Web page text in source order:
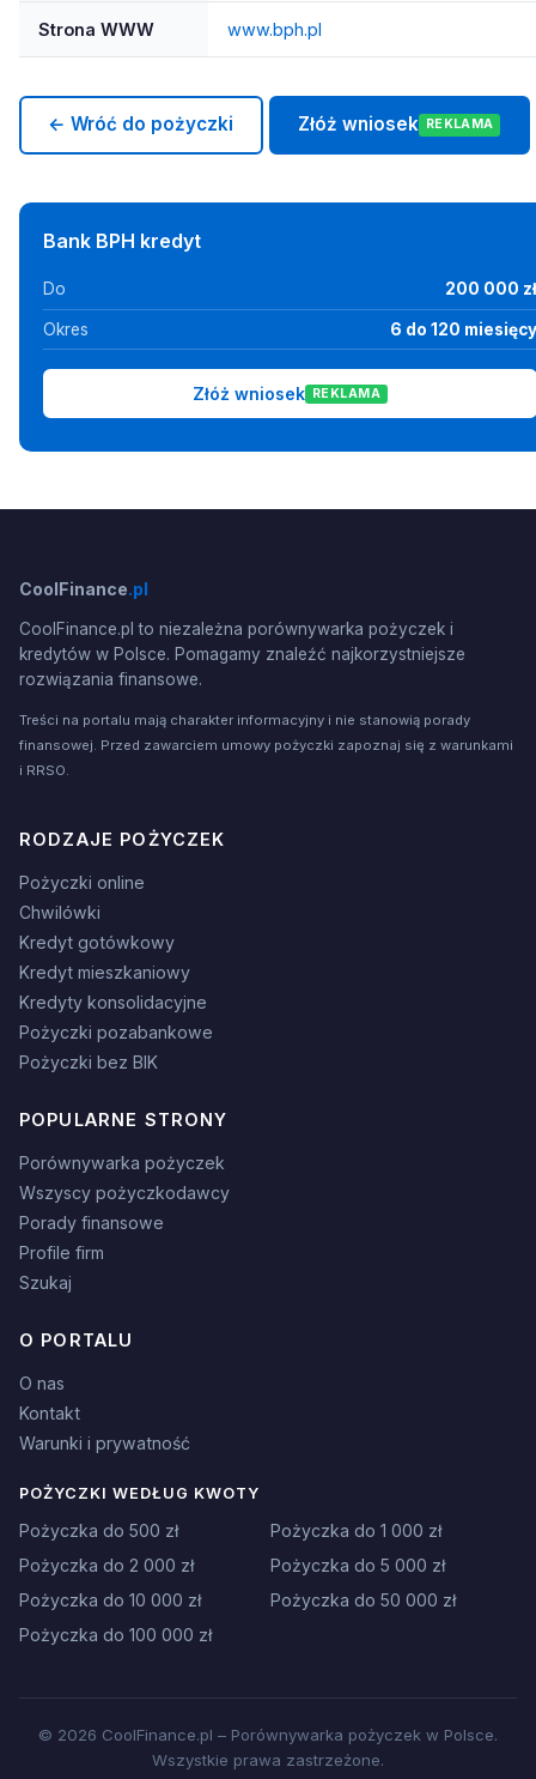
Strona WWW www.bph.pl
← Wróć do pożyczki Złóż wniosek REKLAMA
Bank BPH kredyt
Do 200 000 zł
Okres 6 do 120 miesięcy
Złóż wniosek REKLAMA
CoolFinance.pl
CoolFinance.pl to niezależna porównywarka pożyczek i
kredytów w Polsce. Pomagamy znaleźć najkorzystniejsze
rozwiązania finansowe.
Treści na portalu mają charakter informacyjny i nie stanowią porady
finansowej. Przed zawarciem umowy pożyczki zapoznaj się z warunkami
i RRSO.
RODZAJE POŻYCZEK
Pożyczki online
Chwilówki
Kredyt gotówkowy
Kredyt mieszkaniowy
Kredyty konsolidacyjne
Pożyczki pozabankowe
Pożyczki bez BIK
POPULARNE STRONY
Porównywarka pożyczek
Wszyscy pożyczkodawcy
Porady finansowe
Profile firm
Szukaj
O PORTALU
O nas
Kontakt
Warunki i prywatność
POŻYCZKI WEDŁUG KWOTY
Pożyczka do 500 zł
Pożyczka do 1 000 zł
Pożyczka do 2 000 zł
Pożyczka do 5 000 zł
Pożyczka do 10 000 zł
Pożyczka do 50 000 zł
Pożyczka do 100 000 zł
© 2026 CoolFinance.pl – Porównywarka pożyczek w Polsce.
Wszystkie prawa zastrzeżone.